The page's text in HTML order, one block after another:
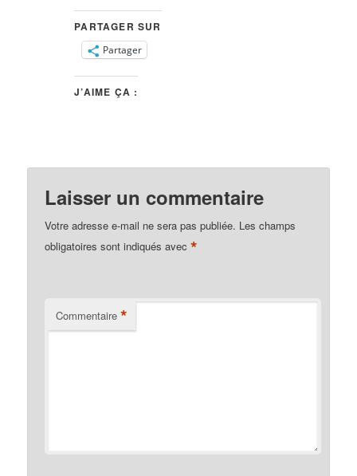
PARTAGER SUR
Partager
J’AIME ÇA :
Laisser un commentaire
Votre adresse e-mail ne sera pas publiée. Les champs
obligatoires sont indiqués avec*
Commentaire *